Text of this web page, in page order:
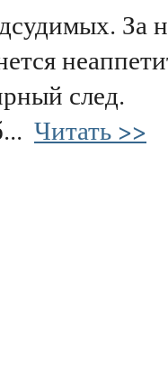
За
след.
Читать >>